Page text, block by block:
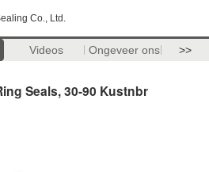
Co., Ltd.
Videos Ongeveer ons >>
Seals, 30-90 Kustnbr